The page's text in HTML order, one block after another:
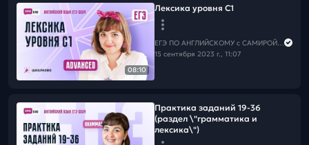
08:10
Лексика уровня С1
ЕГЭ ПО АНГЛИЙСКОМУ с САМИРОЙ COOLешовой
15 сентября 2023 г., 11:07
Практика заданий 19-36
(раздел \"грамматика и
лексика\")